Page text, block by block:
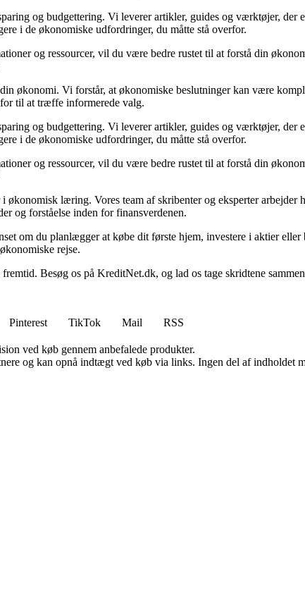
og budgettering. Vi leverer artikler, guides og værktøjer,
i de økonomiske udfordringer, du måtte stå overfor.
og ressourcer, vil du være bedre rustet til at forstå din
økonomi. Vi forstår, at økonomiske beslutninger kan være
til at træffe informerede valg.
og budgettering. Vi leverer artikler, guides og værktøjer,
i de økonomiske udfordringer, du måtte stå overfor.
og ressourcer, vil du være bedre rustet til at forstå din
læring. Vores team af skribenter og eksperter arbejder
og forståelse inden for finansverdenen.
om du planlægger at købe dit første hjem, investere i aktier
rejse.
Besøg os på KreditNet.dk, og lad os tage skridtene
Pinterest TikTok Mail
RSS
ved køb gennem anbefalede produkter.
og kan opnå indtægt ved køb via links. Ingen del af indholdet